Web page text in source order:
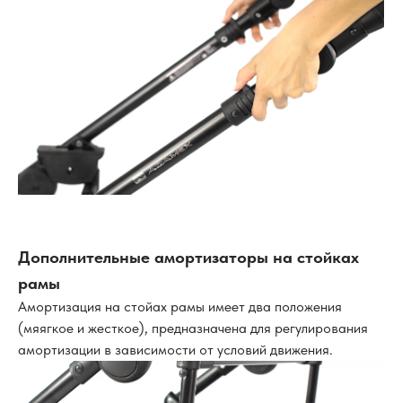
Дополнительные амортизаторы на стойках
рамы
Амортизация на стойах рамы имеет два положения
(мяягкое и жесткое), предназначена для регулирования
амортизации в зависимости от условий движения.